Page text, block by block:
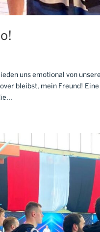
uns emotional von
bleibst, mein Freund!